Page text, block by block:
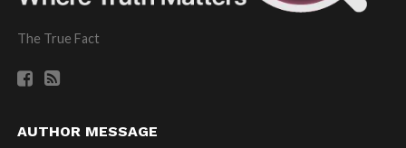
The True Fact
AUTHOR MESSAGE